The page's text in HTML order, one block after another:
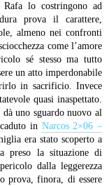
lo costringono ad
prova il carattere,
almeno nei confronti
come l’amore
sé stesso ma tutto
un atto imperdonabile
in sacrificio. Invece
quasi inaspettato.
uno sguardo nuovo al
in Narcos 2×06 –
era stato scoperto a
preso la situazione di
dalla leggerezza
prova, finora, di essere